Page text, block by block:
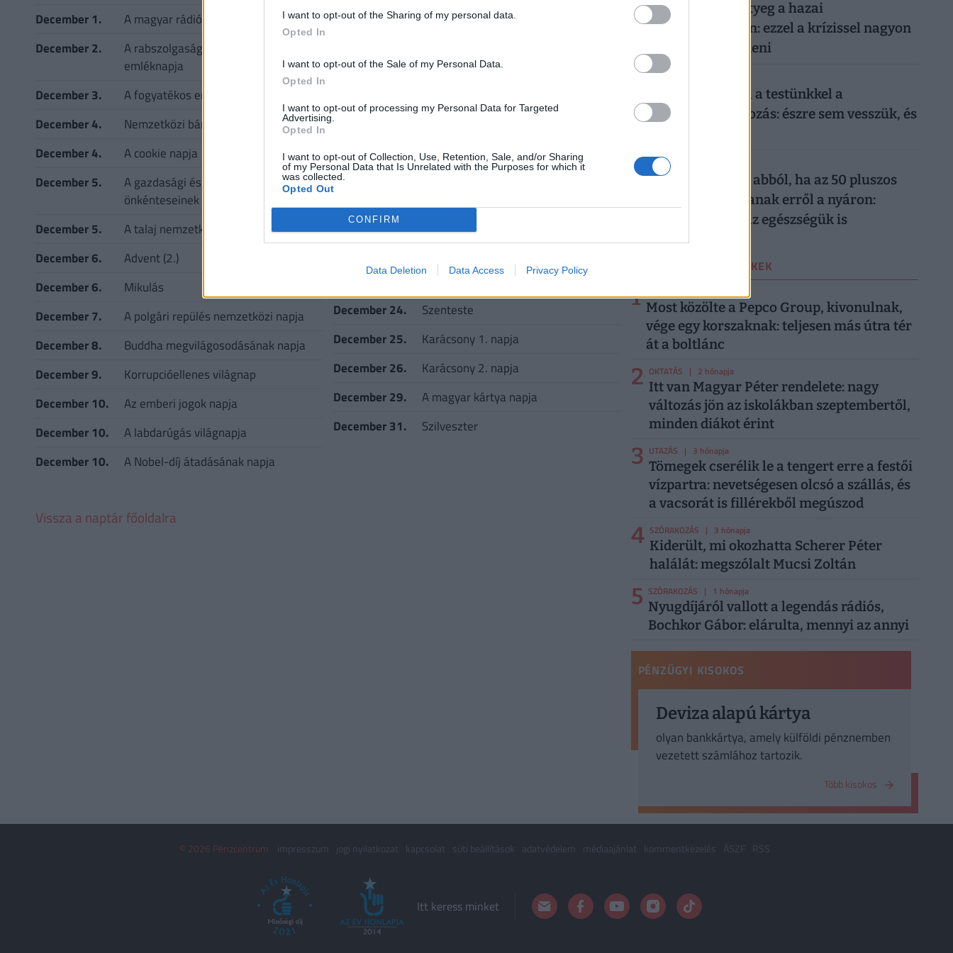
I want to opt-out of the Sharing of my personal data.
Opted In
I want to opt-out of the Sale of my Personal Data.
Opted In
I want to opt-out of processing my Personal Data for Targeted
Advertising.
Opted In
I want to opt-out of Collection, Use, Retention, Sale, and/or Sharing
of my Personal Data that Is Unrelated with the Purposes for which it
was collected.
Opted Out
CONFIRM
Data Deletion Data Access Privacy Policy
December 1.
A magyar rádiózás napja
December 2.
A rabszolgaság eltörlésének
emléknapja
December 3.
A fogyatékos emberek világnapja
December 4.
Nemzetközi bányásznap
December 4.
A cookie napja
December 5.
A gazdasági és szociális fejlődés
önkénteseinek világnapja
December 5.
A talaj nemzetközi napja
December 6.
Advent (2.)
December 6.
Mikulás
December 7.
A polgári repülés nemzetközi napja
December 8.
Buddha megvilágosodásának napja
December 9.
Korrupcióellenes világnap
December 10.
Az emberi jogok napja
December 10.
A labdarúgás világnapja
December 10.
A Nobel-díj átadásának napja
December 15.
A tea világnapja
December 16.
A magyar kórusok napja
December 18.
A nemzetiségek napja
December 20.
Sangría nap
December 24.
Szenteste
December 25.
Karácsony 1. napja
December 26.
Karácsony 2. napja
December 29.
A magyar kártya napja
December 31.
Szilveszter
Vissza a naptár főoldalra
Időzített bomba ketyeg a hazai
nyugdíjrendszerben: ezzel a krízissel nagyon
nehéz lesz mit kezdeni
2026. augusztus 6.
Sokkoló, mit művel a testünkkel a
mindennapi mobilozás: észre sem vesszük, és
2026. augusztus 6.
Komoly baj is lehet abból, ha az 50 pluszos
magyarok lemondanak erről a nyáron:
könnyen rámehet az egészségük is
LEGOLVASOTTABB CIKKEK
1 Most közölte a Pepco Group, kivonulnak,
vége egy korszaknak: teljesen más útra tér
át a boltlánc
2 OKTATÁS | 2 hónapja
Itt van Magyar Péter rendelete: nagy
változás jön az iskolákban szeptembertől,
minden diákot érint
3 UTAZÁS | 3 hónapja
Tömegek cserélik le a tengert erre a festői
vízpartra: nevetségesen olcsó a szállás, és
a vacsorát is fillérekből megúszod
4 SZÓRAKOZÁS | 3 hónapja
Kiderült, mi okozhatta Scherer Péter
halálát: megszólalt Mucsi Zoltán
5 SZÓRAKOZÁS | 1 hónapja
Nyugdíjáról vallott a legendás rádiós,
Bochkor Gábor: elárulta, mennyi az annyi
PÉNZÜGYI KISOKOS
Deviza alapú kártya
olyan bankkártya, amely külföldi pénznemben
vezetett számlához tartozik.
Több kisokos
© 2026 Pénzcentrum impresszum jogi nyilatkozat kapcsolat süti beállítások adatvédelem médiaajánlat kommentkezelés ÁSZF RSS
Itt keress minket